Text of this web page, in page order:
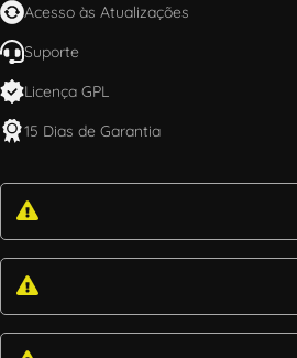
Acesso às Atualizações
Suporte
Licença GPL
15 Dias de Garantia